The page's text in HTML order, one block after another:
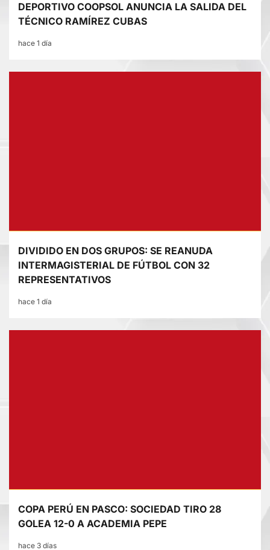
DEPORTIVO COOPSOL ANUNCIA LA SALIDA DEL
TÉCNICO RAMÍREZ CUBAS
hace 1 día
DIVIDIDO EN DOS GRUPOS: SE REANUDA
INTERMAGISTERIAL DE FÚTBOL CON 32
REPRESENTATIVOS
hace 1 día
COPA PERÚ EN PASCO: SOCIEDAD TIRO 28
GOLEA 12-0 A ACADEMIA PEPE
hace 3 días